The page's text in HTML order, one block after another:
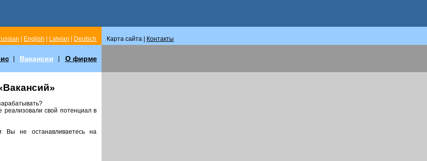
English Latvian Deutsch Карта сайта | Контакты
Вакансии О фирме
свой потенциал в
Вы не останавливаетесь на